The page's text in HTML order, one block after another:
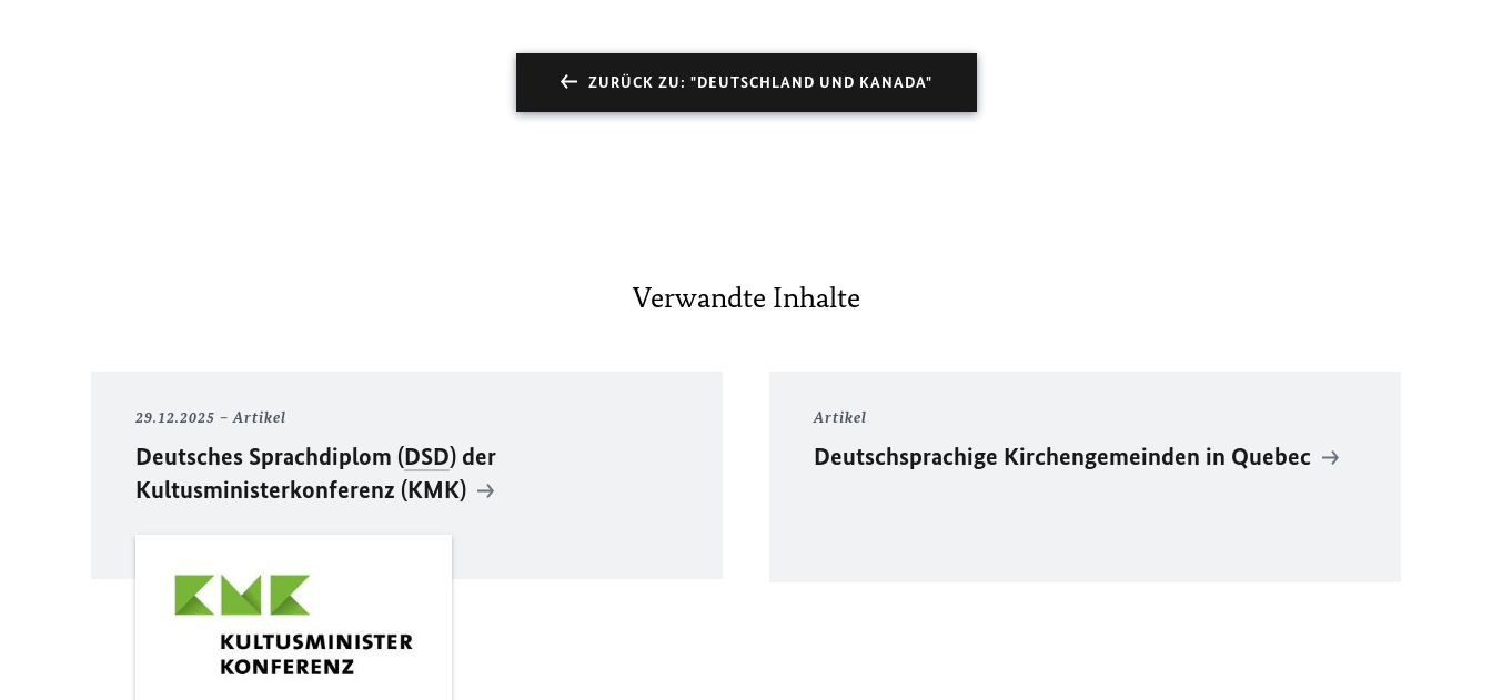
ZURÜCK ZU: "DEUTSCHLAND UND KANADA"
Verwandte Inhalte
29.12.2025 Artikel
Deutsches Sprachdiplom (DSD) der
Kultusministerkonferenz (KMK)
Artikel
Deutschsprachige Kirchengemeinden in Quebec